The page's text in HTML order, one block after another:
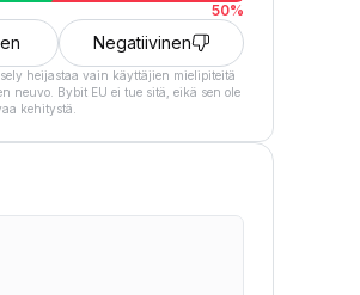
50%
Negatiivinen
heijastaa vain käyttäjien mielipiteitä
neuvo. Bybit EU ei tue sitä, eikä sen ole
kehitystä.